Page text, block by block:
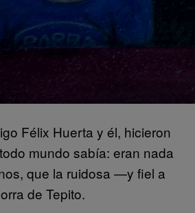
Félix Huerta y él, hicieron
mundo sabía: eran nada
que la ruidosa —y fiel a
de Tepito.